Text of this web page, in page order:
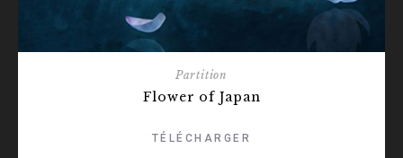
Partition
Flower of Japan
TÉLÉCHARGER